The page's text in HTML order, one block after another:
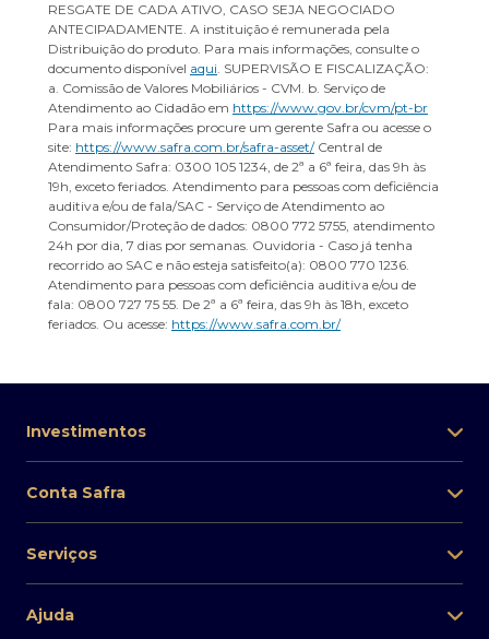
RESGATE DE CADA ATIVO, CASO SEJA NEGOCIADO
ANTECIPADAMENTE. A instituição é remunerada pela
Distribuição do produto. Para mais informações, consulte o
documento disponível aqui. SUPERVISÃO E FISCALIZAÇÃO:
a. Comissão de Valores Mobiliários - CVM. b. Serviço de
Atendimento ao Cidadão em https://www.gov.br/cvm/pt-br
Para mais informações procure um gerente Safra ou acesse o
site: https://www.safra.com.br/safra-asset/Central de
Atendimento Safra: 0300 105 1234, de 2ª a 6ª feira, das 9h às
19h, exceto feriados. Atendimento para pessoas com deficiência
auditiva e/ou de fala/SAC - Serviço de Atendimento ao
Consumidor/Proteção de dados: 0800 772 5755, atendimento
24h por dia, 7 dias por semanas. Ouvidoria - Caso já tenha
recorrido ao SAC e não esteja satisfeito(a): 0800 770 1236.
Atendimento para pessoas com deficiência auditiva e/ou de
fala: 0800 727 75 55. De 2ª a 6ª feira, das 9h às 18h, exceto
feriados. Ou acesse: https://www.safra.com.br/
Investimentos
Conta Safra
Serviços
Ajuda